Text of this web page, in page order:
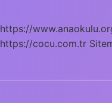
https://
https://cocu.com.tr